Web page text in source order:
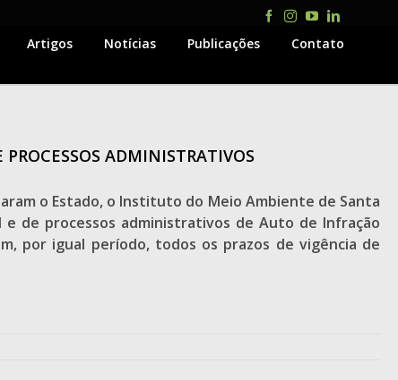
Facebook
Instagram
YouTubeLinkedIn
Artigos Notícias Publicações Contato
ADMINISTRATIVOS
o Estado, o Instituto do Meio Ambiente de Santa
e de processos administrativos de Auto de Infração
por igual período, todos os prazos de vigência de